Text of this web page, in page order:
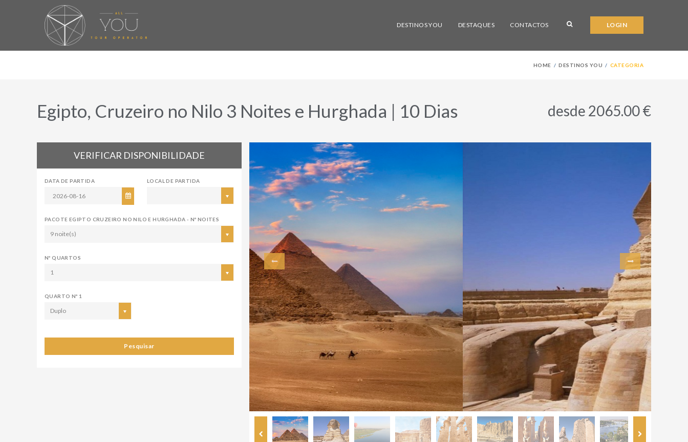
DESTINOS YOU DESTAQUES CONTACTOS LOGIN
HOME DESTINOS YOU CATEGORIA
Egipto, Cruzeiro no Nilo 3 Noites e Hurghada | 10 Dias desde 2065.00 €
VERIFICAR DISPONIBILIDADE
DATA DE PARTIDA LOCAL DE PARTIDA
PACOTE EGIPTO CRUZEIRO NO NILO E HURGHADA - Nº NOITES
9 noite(s)
Nº QUARTOS
1
QUARTO Nº 1
Duplo
Pesquisar